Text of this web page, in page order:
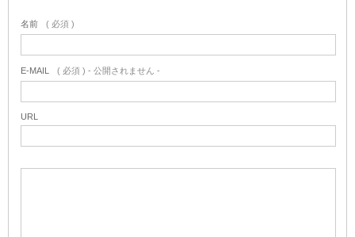
名前 ( 必須 )
E-MAIL ( 必須 ) - 公開されません -
URL